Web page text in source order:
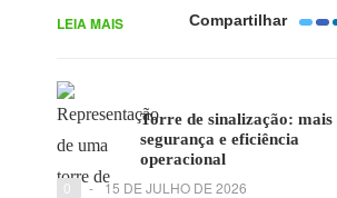
LEIA MAIS Compartilhar
Torre de sinalização: mais
segurança e eficiência
operacional
0 - 15 DE JULHO DE 2026